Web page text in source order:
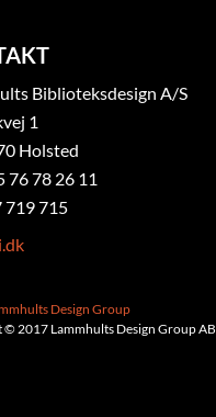
Biblioteksdesign A/S
1
Holsted
76 78 26 11
719 715
Design Group
2017 Lammhults Design Group AB